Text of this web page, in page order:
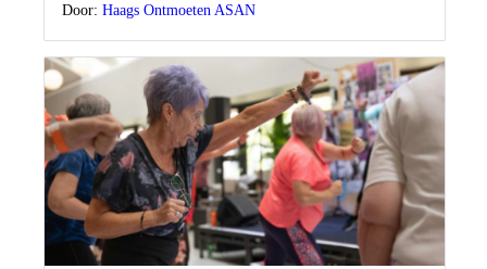
Door: Haags Ontmoeten ASAN